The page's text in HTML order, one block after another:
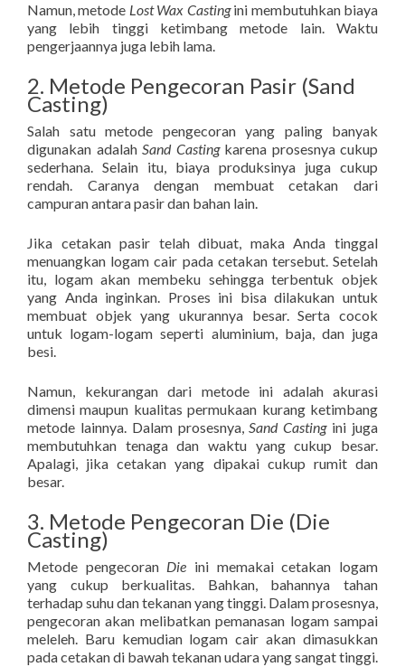
Namun, metode Lost Wax Castingini membutuhkan biaya
yang lebih tinggi ketimbang metode lain. Waktu
pengerjaannya juga lebih lama.
2. Metode Pengecoran Pasir (Sand
Casting)
Salah satu metode pengecoran yang paling banyak
digunakan adalah Sand Castingkarena prosesnya cukup
sederhana. Selain itu, biaya produksinya juga cukup
rendah. Caranya dengan membuat cetakan dari
campuran antara pasir dan bahan lain.
Jika cetakan pasir telah dibuat, maka Anda tinggal
menuangkan logam cair pada cetakan tersebut. Setelah
itu, logam akan membeku sehingga terbentuk objek
yang Anda inginkan. Proses ini bisa dilakukan untuk
membuat objek yang ukurannya besar. Serta cocok
untuk logam-logam seperti aluminium, baja, dan juga
besi.
Namun, kekurangan dari metode ini adalah akurasi
dimensi maupun kualitas permukaan kurang ketimbang
metode lainnya. Dalam prosesnya,Sand Castingini juga
membutuhkan tenaga dan waktu yang cukup besar.
Apalagi, jika cetakan yang dipakai cukup rumit dan
besar.
3. Metode Pengecoran Die (Die
Casting)
Metode pengecoran Die ini memakai cetakan logam
yang cukup berkualitas. Bahkan, bahannya tahan
terhadap suhu dan tekanan yang tinggi. Dalam prosesnya,
pengecoran akan melibatkan pemanasan logam sampai
meleleh. Baru kemudian logam cair akan dimasukkan
pada cetakan di bawah tekanan udara yang sangat tinggi.